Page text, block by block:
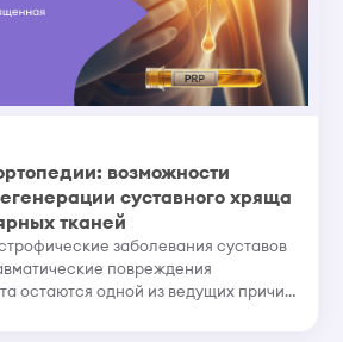
возможности
суставного хряща
тканей
заболевания суставов
повреждения
остаются одной из ведущих причин